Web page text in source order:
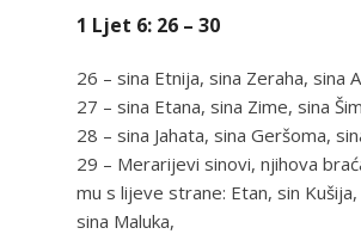
1 Ljet 6: 26 – 30
26 – sina Etnija, sina Zeraha, sina
27 – sina Etana, sina Zime, sina
28 – sina Jahata, sina Geršoma,
29 – Merarijevi sinovi, njihova
mu s lijeve strane: Etan, sin
sina Maluka,